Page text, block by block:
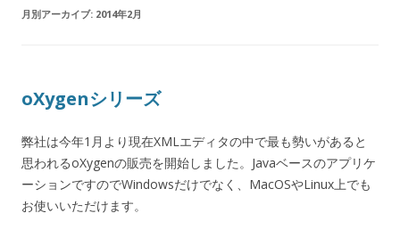
月別アーカイブ: 2014年2月
oXygenシリーズ
弊社は今年1月より現在XMLエディタの中で最も勢いがあると
思われるoXygenの販売を開始しました。Javaベースのアプリケ
ーションですのでWindowsだけでなく、MacOSやLinux上でも
お使いいただけます。